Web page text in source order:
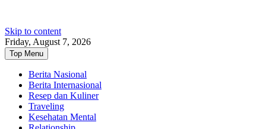
Skip to content
Friday, August 7, 2026
Top Menu
Berita Nasional
Berita Internasional
Resep dan Kuliner
Traveling
Kesehatan Mental